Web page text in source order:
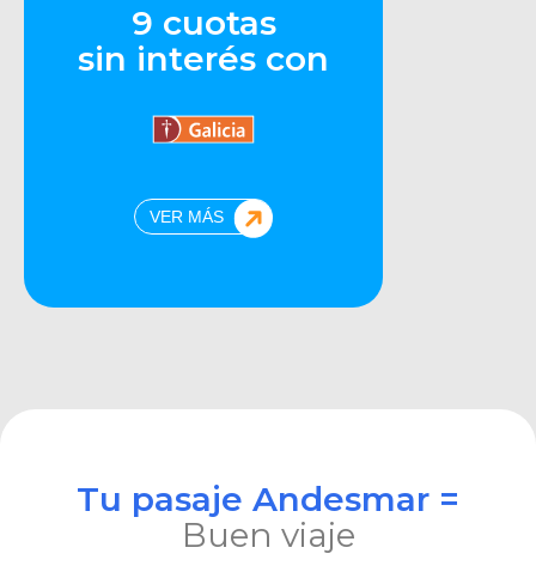
9 cuotas
sin interés con
VER MÁS
Tu pasaje Andesmar =
Buen viaje